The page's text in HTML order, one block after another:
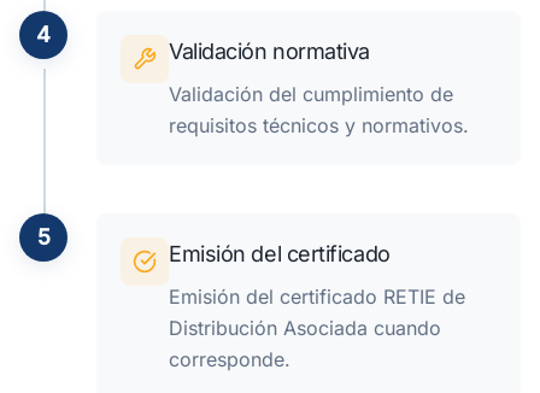
4
Validación normativa
Validación del cumplimiento de
requisitos técnicos y normativos.
5
Emisión del certificado
Emisión del certificado RETIE de
Distribución Asociada cuando
corresponde.